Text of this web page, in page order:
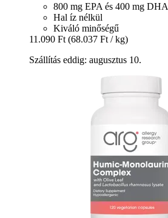
800 mg EPA és 400 mg DHA
Hal íz nélkül
Kiváló minőségű
11.090 Ft (68.037 Ft / kg)
Szállítás eddig: augusztus 10.